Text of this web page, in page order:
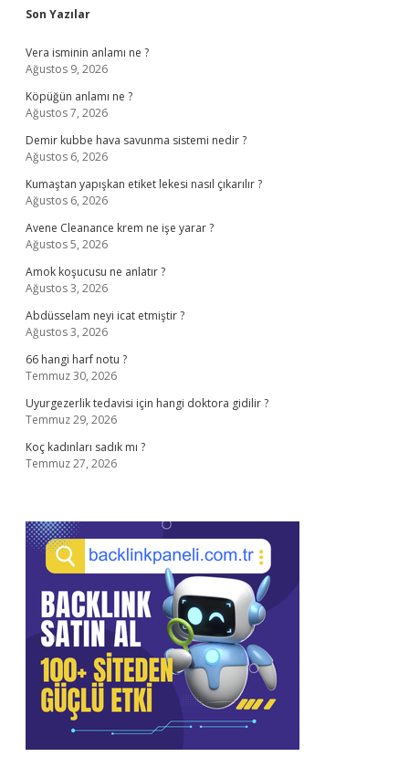
Sidebar
Son Yazılar
Vera isminin anlamı ne ?
Ağustos 9, 2026
Köpüğün anlamı ne ?
Ağustos 7, 2026
Demir kubbe hava savunma sistemi nedir ?
Ağustos 6, 2026
Kumaştan yapışkan etiket lekesi nasıl çıkarılır ?
Ağustos 6, 2026
Avene Cleanance krem ne işe yarar ?
Ağustos 5, 2026
Amok koşucusu ne anlatır ?
Ağustos 3, 2026
Abdüsselam neyi icat etmiştir ?
Ağustos 3, 2026
66 hangi harf notu ?
Temmuz 30, 2026
Uyurgezerlik tedavisi için hangi doktora gidilir ?
Temmuz 29, 2026
Koç kadınları sadık mı ?
Temmuz 27, 2026